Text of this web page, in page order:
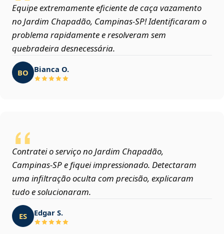
Equipe extremamente eficiente de caça vazamento
no Jardim Chapadão, Campinas‑SP! Identificaram o
problema rapidamente e resolveram sem
quebradeira desnecessária.
BO Bianca O.
Contratei o serviço no Jardim Chapadão,
Campinas‑SP e fiquei impressionado. Detectaram
uma infiltração oculta com precisão, explicaram
tudo e solucionaram.
ES Edgar S.